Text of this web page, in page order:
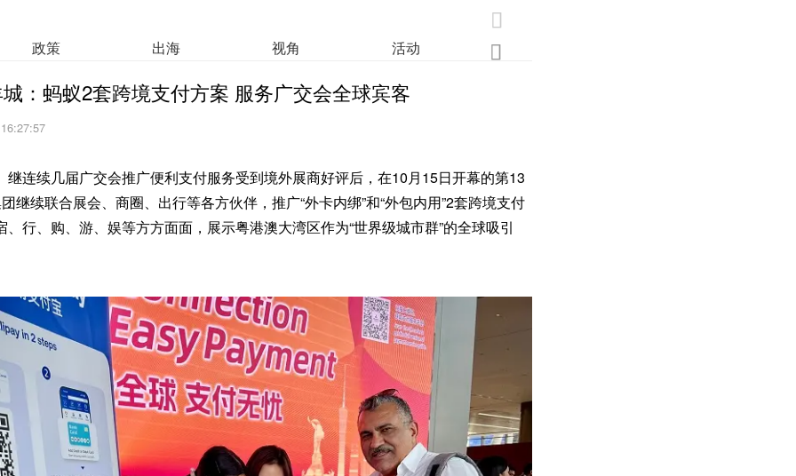

政策 出海 视角 活动 
：蚂蚁2套跨境支付方案 服务广交会全球宾客
继连续几届广交会推广便利支付服务受到境外展商好评后，在10月15日开幕的第13
继续联合展会、商圈、出行等各方伙伴，推广“外卡内绑”和“外包内用”2套跨境支付
行、购、游、娱等方方面面，展示粤港澳大湾区作为“世界级城市群”的全球吸引